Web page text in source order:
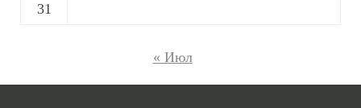
31
« Июл